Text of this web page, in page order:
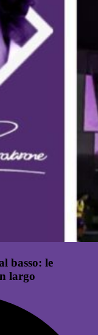
basso: le
largo